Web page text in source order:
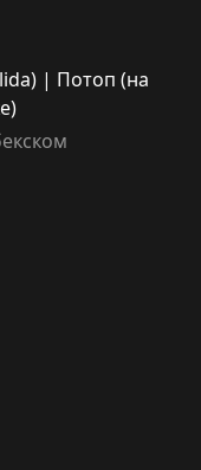
| Потоп (на